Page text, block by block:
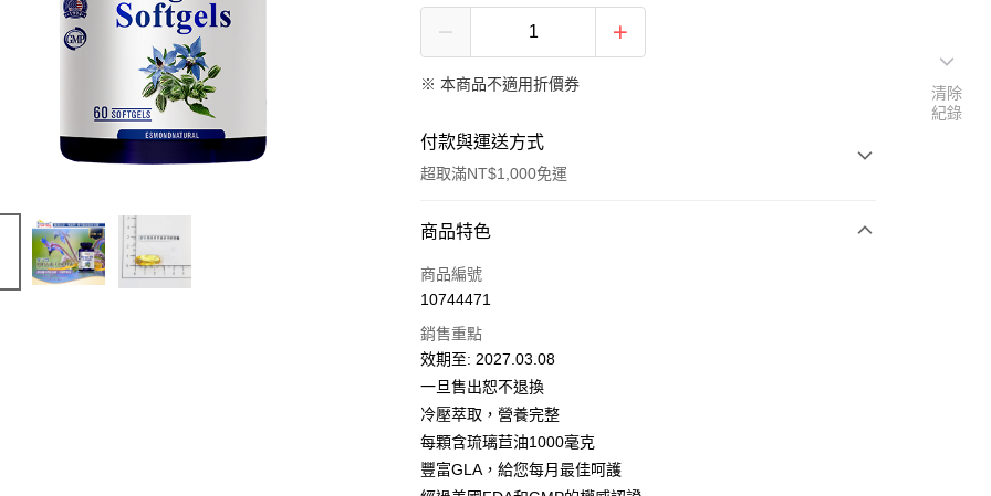
※ 本商品不適用折價券
付款與運送方式
超取滿NT$1,000免運
付款方式
信用卡一次付款
ATM付款
運送方式
全家取貨付款
商品特色
商品編號
10744471
銷售重點
效期至: 2027.03.08
一旦售出恕不退換
冷壓萃取，營養完整
每顆含琉璃苣油1000毫克
豐富GLA，給您每月最佳呵護
清除
紀錄